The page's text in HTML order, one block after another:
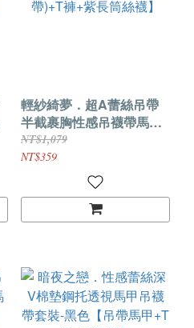
輕紗綺夢．超A蕾絲吊帶
半截裹胸性感吊襪帶馬甲-
紫色【馬甲(含吊襪帶)+T
褲+紫長筒絲襪】
NT$1,079
NT$359